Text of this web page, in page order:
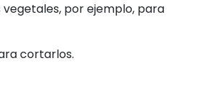
vegetales, por ejemplo, para
cortarlos.